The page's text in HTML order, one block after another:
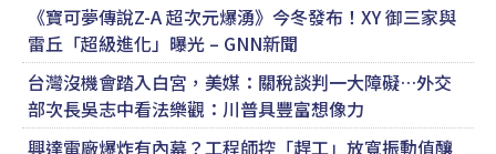
《寶可夢傳說Z-A 超次元爆湧》今冬發布！XY 御三家與
雷丘「超級進化」曝光 – GNN新聞
台灣沒機會踏入白宮，美媒：關稅談判一大障礙…外交
部次長吳志中看法樂觀：川普具豐富想像力
興達電廠爆炸有內幕？工程師控「趕工」放寬振動值釀